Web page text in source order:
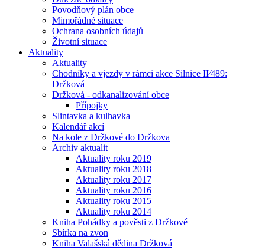
Povodňový plán obce
Mimořádné situace
Ochrana osobních údajů
Životní situace
Aktuality
Aktuality
Chodníky a vjezdy v rámci akce Silnice II⁄489:
Držková
Držková - odkanalizování obce
Přípojky
Slintavka a kulhavka
Kalendář akcí
Na kole z Držkové do Držkova
Archiv aktualit
Aktuality roku 2019
Aktuality roku 2018
Aktuality roku 2017
Aktuality roku 2016
Aktuality roku 2015
Aktuality roku 2014
Kniha Pohádky a pověsti z Držkové
Sbírka na zvon
Kniha Valašská dědina Držková